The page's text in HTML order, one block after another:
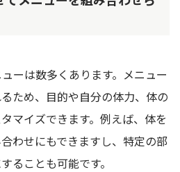
ーは数多くあります。メニュー
ため、目的や自分の体力、体の
マイズできます。例えば、体を
わせにもできますし、特定の部
ることも可能です。